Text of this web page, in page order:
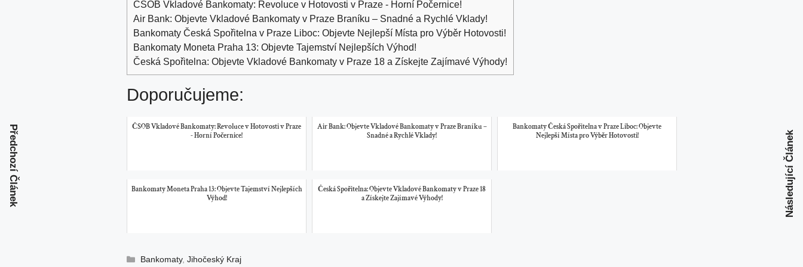
ČSOB Vkladové Bankomaty: Revoluce v Hotovosti v Praze - Horní Počernice!
Air Bank: Objevte Vkladové Bankomaty v Praze Braníku – Snadné a Rychlé Vklady!
Bankomaty Česká Spořitelna v Praze Liboc: Objevte Nejlepší Místa pro Výběr Hotovosti!
Bankomaty Moneta Praha 13: Objevte Tajemství Nejlepších Výhod!
Česká Spořitelna: Objevte Vkladové Bankomaty v Praze 18 a Získejte Zajímavé Výhody!
Doporučujeme:
ČSOB Vkladové Bankomaty: Revoluce v Hotovosti v Praze
- Horní Počernice!
Air Bank: Objevte Vkladové Bankomaty v Praze Braníku –
Snadné a Rychlé Vklady!
Bankomaty Česká Spořitelna v Praze Liboc: Objevte
Nejlepší Místa pro Výběr Hotovosti!
Bankomaty Moneta Praha 13: Objevte Tajemství Nejlepších
Výhod!
Česká Spořitelna: Objevte Vkladové Bankomaty v Praze 18
a Získejte Zajímavé Výhody!
Rubriky
Bankomaty,Jihočeský Kraj
Předchozí Článek Následující Článek